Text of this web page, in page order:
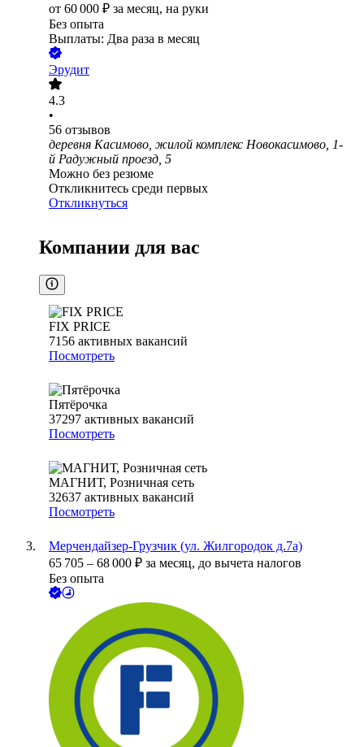
от 60 000 ₽ за месяц, на руки
Без опыта
Выплаты: Два раза в месяц
Эрудит
4.3
•
56 отзывов
деревня Касимово, жилой комплекс Новокасимово, 1-
й Радужный проезд, 5
Можно без резюме
Откликнитесь среди первых
Откликнуться
Компании для вас
FIX PRICE
7156 активных вакансий
Посмотреть
Пятёрочка
37297 активных вакансий
Посмотреть
МАГНИТ, Розничная сеть
32637 активных вакансий
Посмотреть
Мерчендайзер-Грузчик (ул. Жилгородок д.7а)
65 705 – 68 000 ₽ за месяц, до вычета налогов
Без опыта